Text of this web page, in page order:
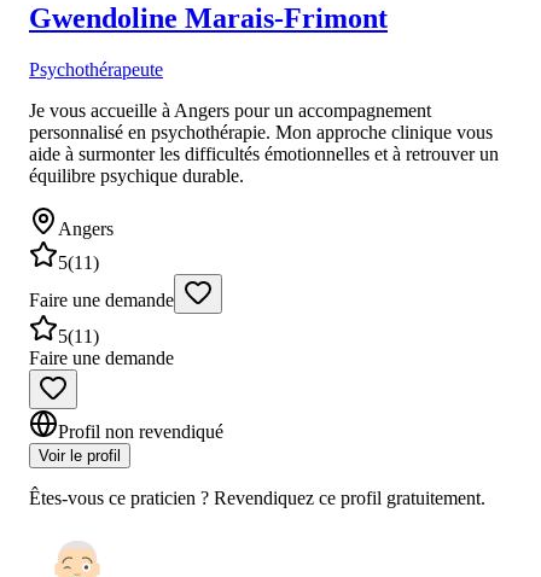
Gwendoline Marais-Frimont
Psychothérapeute
Je vous accueille à Angers pour un accompagnement
personnalisé en psychothérapie. Mon approche clinique vous
aide à surmonter les difficultés émotionnelles et à retrouver un
équilibre psychique durable.
Angers
5(11)
Faire une demande
5(11)
Faire une demande
Profil non revendiqué
Voir le profil
Êtes-vous ce praticien ? Revendiquez ce profil gratuitement.